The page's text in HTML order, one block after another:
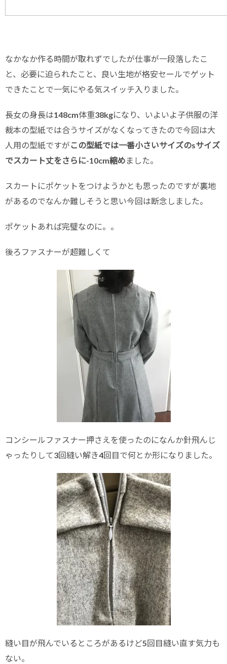
なかなか作る時間が取れずでしたが仕事が一段落したこ
と、必要に迫られたこと、良い生地が格安セールでゲット
できたことで一気にやる気スイッチ入りました。
長女の身長は148cm体重38kgになり、いよいよ子供服の洋
裁本の型紙では合うサイズがなくなってきたので今回は大
人用の型紙ですが この型紙では一番小さいサイズのsサイズ
でスカート丈をさらに-10cm縮め ました。
スカートにポケットをつけようかとも思ったのですが裏地
があるのでなんか難しそうと思い今回は断念しました。
ポケットあれば完璧なのに。。
後ろファスナーが超難しくて
コンシールファスナー押さえを使ったのになんか針飛んじ
ゃったりして3回縫い解き4回目で何とか形になりました。
縫い目が飛んでいるところがあるけど5回目縫い直す気力も
ない。